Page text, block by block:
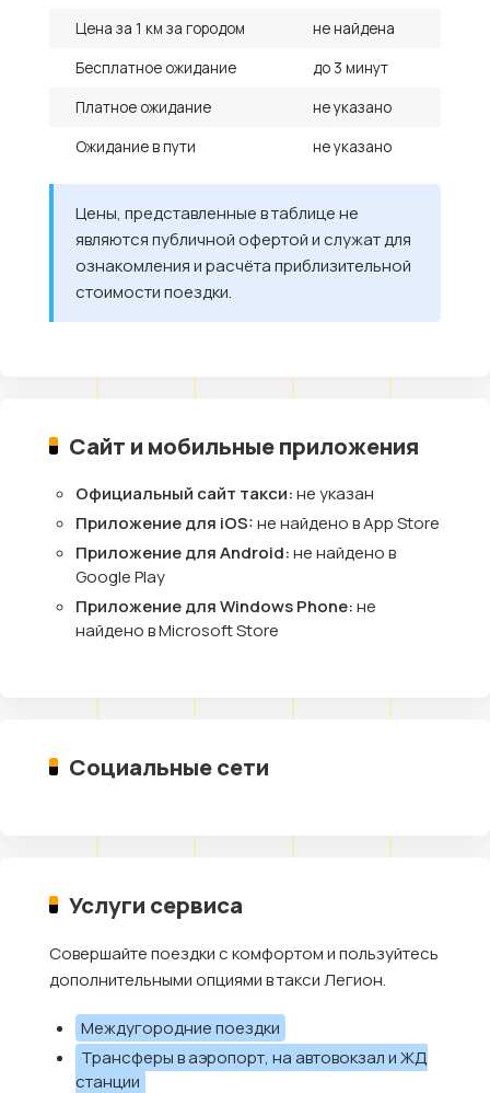
Цена за 1 км за городом
не найдена
Бесплатное ожидание
до 3 минут
Платное ожидание
не указано
Ожидание в пути
не указано
Цены, представленные в таблице не
являются публичной офертой и служат для
ознакомления и расчёта приблизительной
стоимости поездки.
Сайт и мобильные приложения
Официальный сайт такси:не указан
Приложение для iOS:не найдено в App Store
Приложение для Android:не найдено в
Google Play
Приложение для Windows Phone:не
найдено в Microsoft Store
Социальные сети
Услуги сервиса
Совершайте поездки с комфортом и пользуйтесь
дополнительными опциями в такси Легион.
Междугородние поездки
Трансферы в аэропорт, на автовокзал и ЖД
станции